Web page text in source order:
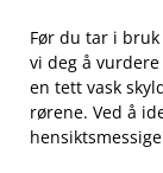
Før du tar i
vi deg å
en tett⁤ vask
rørene.⁢ Ved⁣ å